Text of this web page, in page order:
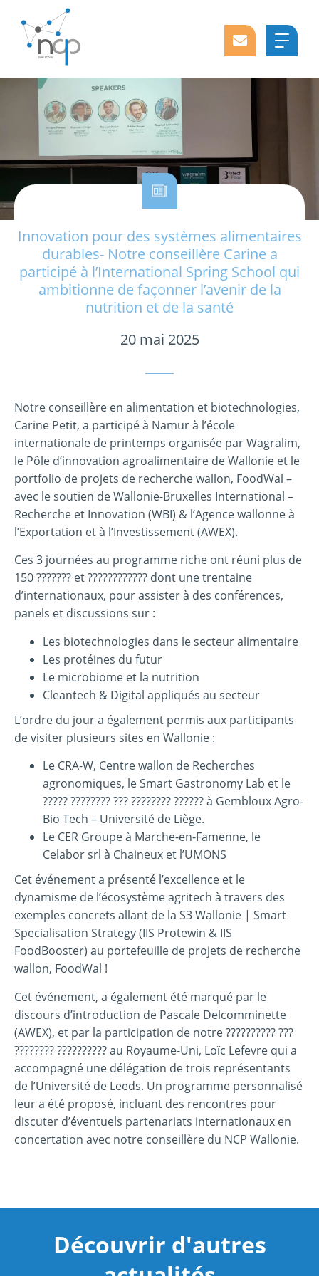
Innovation pour des systèmes alimentaires
durables- Notre conseillère Carine a
participé à l’International Spring School qui
ambitionne de façonner l’avenir de la
nutrition et de la santé
20 mai 2025
Notre conseillère en alimentation et biotechnologies,
Carine Petit, a participé à Namur à l’école
internationale de printemps organisée par Wagralim,
le Pôle d’innovation agroalimentaire de Wallonie et le
portfolio de projets de recherche wallon, FoodWal –
avec le soutien de Wallonie-Bruxelles International –
Recherche et Innovation (WBI) & l’Agence wallonne à
l’Exportation et à l’Investissement (AWEX).
Ces 3 journées au programme riche ont réuni plus de
150 ??????? et ???????????? dont une trentaine
d’internationaux, pour assister à des conférences,
panels et discussions sur :
Les biotechnologies dans le secteur alimentaire
Les protéines du futur
Le microbiome et la nutrition
Cleantech & Digital appliqués au secteur
L’ordre du jour a également permis aux participants
de visiter plusieurs sites en Wallonie :
Le CRA-W, Centre wallon de Recherches
agronomiques, le Smart Gastronomy Lab et le
????? ???????? ??? ???????? ?????? à Gembloux Agro-
Bio Tech – Université de Liège.
Le CER Groupe à Marche-en-Famenne, le
Celabor srl à Chaineux et l’UMONS
Cet événement a présenté l’excellence et le
dynamisme de l’écosystème agritech à travers des
exemples concrets allant de la S3 Wallonie | Smart
Specialisation Strategy (IIS Protewin & IIS
FoodBooster) au portefeuille de projets de recherche
wallon, FoodWal !
Cet événement, a également été marqué par le
discours d’introduction de Pascale Delcomminette
(AWEX), et par la participation de notre ?????????? ???
???????? ?????????? au Royaume-Uni, Loïc Lefevre qui a
accompagné une délégation de trois représentants
de l’Université de Leeds. Un programme personnalisé
leur a été proposé, incluant des rencontres pour
discuter d’éventuels partenariats internationaux en
concertation avec notre conseillère du NCP Wallonie.
Découvrir d'autres